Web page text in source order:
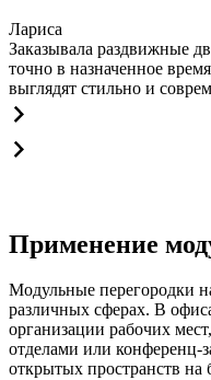
Лариса
Заказывала раздвижные
точно в назначенное
выглядят стильно и
Применение
Модульные перегородки
различных сферах. В
организации рабочих
отделами или конференц-
открытых пространств